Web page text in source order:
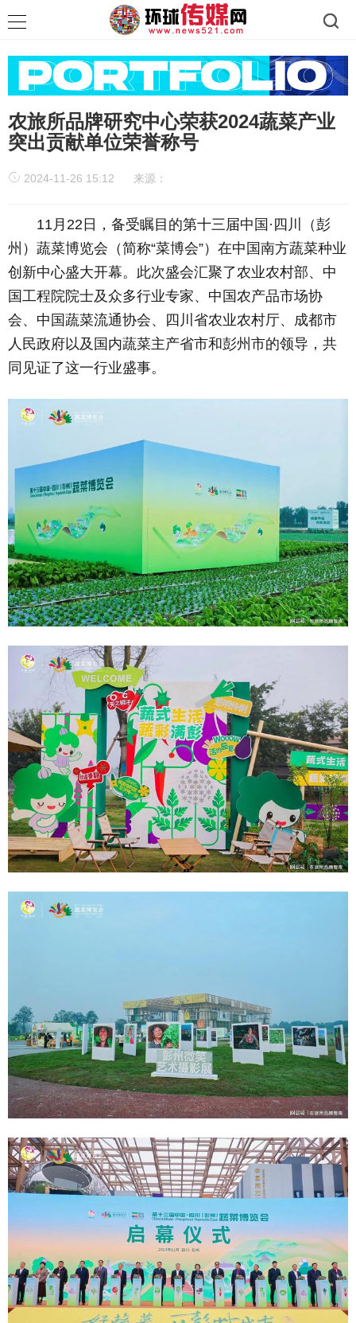
农旅所品牌研究中心荣获2024蔬菜产业
突出贡献单位荣誉称号
2024-11-26 15:12 来源：
11月22日，备受瞩目的第十三届中国·四川（彭
州）蔬菜博览会（简称“菜博会”）在中国南方蔬菜种业
创新中心盛大开幕。此次盛会汇聚了农业农村部、中
国工程院院士及众多行业专家、中国农产品市场协
会、中国蔬菜流通协会、四川省农业农村厅、成都市
人民政府以及国内蔬菜主产省市和彭州市的领导，共
同见证了这一行业盛事。